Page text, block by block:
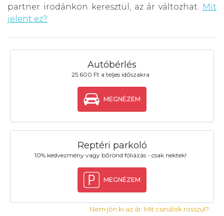
partner irodánkon keresztül, az ár változhat.
Mit
jelent ez?
Autóbérlés
25.600 Ft a teljes időszakra
MEGNÉZEM
Reptéri parkoló
10% kedvezmény vagy bőrönd fóliázás - csak nektek!
MEGNÉZEM
Nem jön ki az ár. Mit csinálok rosszul?